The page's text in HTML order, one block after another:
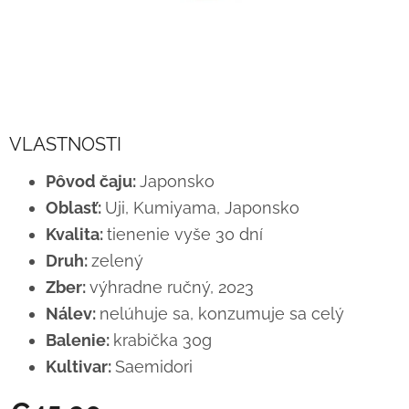
VLASTNOSTI
Pôvod čaju:Japonsko
Oblasť: Uji, Kumiyama, Japonsko
Kvalita:tienenie vyše 30 dní
Druh:zelený
Zber:výhradne ručný, 2023
Nálev: nelúhuje sa, konzumuje sa celý
Balenie: krabička 30g
Kultivar: Saemidori